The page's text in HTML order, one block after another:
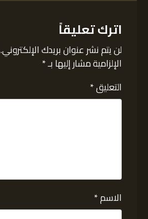
اترك تعليقاً
لن يتم نشر عنوان بريدك الإلكتروني.
الإلزامية مشار إليها بـ*
التعليق*
الاسم*